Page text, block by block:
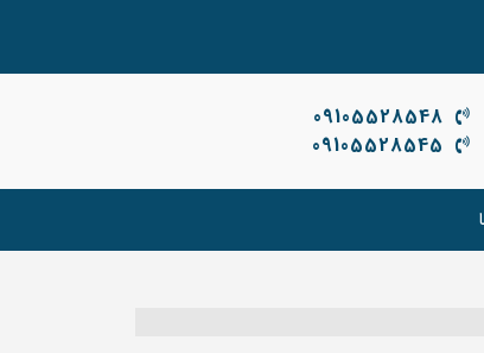
09105528548
09105528545